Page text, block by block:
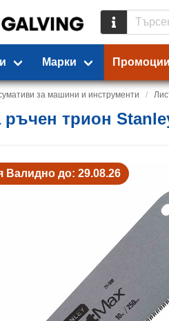
Марки Промоции
за машини и инструменти
ръчен трион
Валидно до: 29.08.26